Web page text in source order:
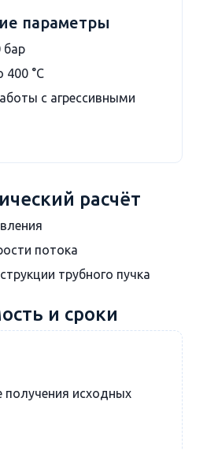
параметры
бар
400 °C
с агрессивными
расчёт
потока
трубного пучка
и сроки
получения исходных